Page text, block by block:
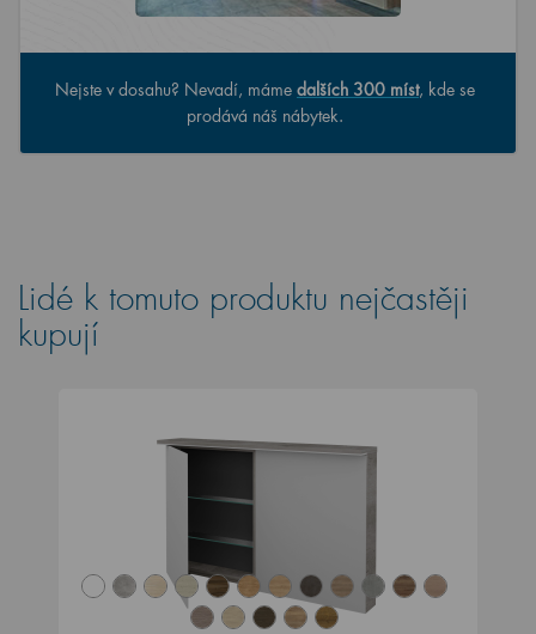
Nejste v dosahu? Nevadí, máme dalších 300 míst, kde se
prodává náš nábytek.
Lidé k tomuto produktu nejčastěji
kupují